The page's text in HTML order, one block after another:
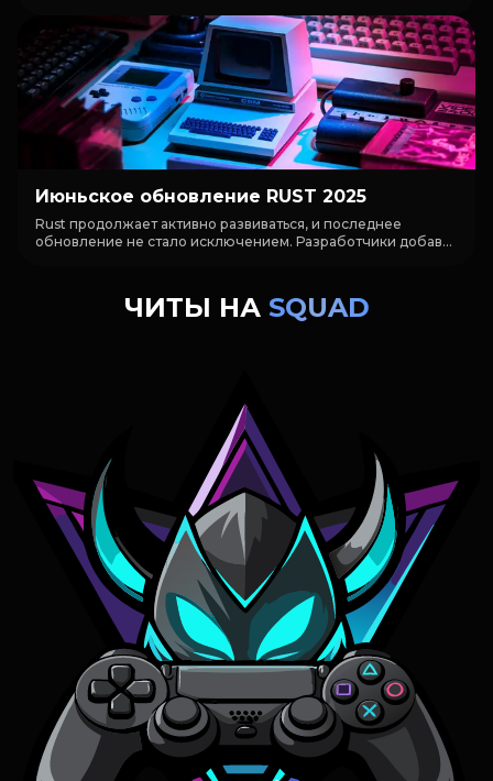
Июньское обновление RUST 2025
Rust продолжает активно развиваться, и последнее
обновление не стало исключением. Разработчики добав...
ЧИТЫ НА SQUAD